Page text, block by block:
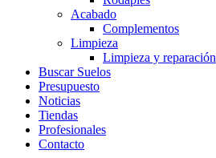
Acabado
Complementos
Limpieza
Limpieza y reparación
Buscar Suelos
Presupuesto
Noticias
Tiendas
Profesionales
Contacto